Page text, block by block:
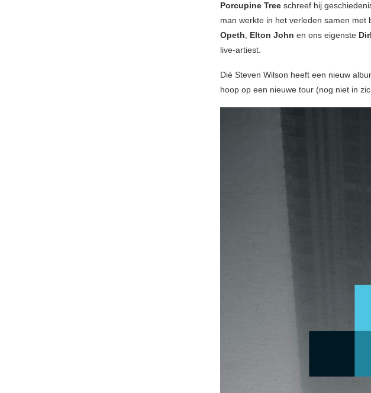
Porcupine Tree schreef hij
man werkte in het verleden samen met
Opeth, Elton John en ons eigenste
live-artiest.
Dié Steven Wilson heeft een nieuw
hoop op een nieuwe tour (nog niet in